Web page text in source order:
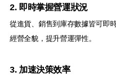
2. 即時掌握營運狀況
從進貨、銷售到庫存數據皆可即
經營全貌，提升營運彈性。
3. 加速決策效率